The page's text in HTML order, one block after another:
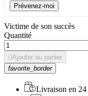
Prévenez-moi
Victime de son succès
Quantité
Ajouter au panier
favorite_border
Livraison en 24